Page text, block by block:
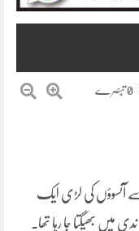
سے آنسوؤں کی لڑی ایک
میں بھیگتا جا رہا تھا۔